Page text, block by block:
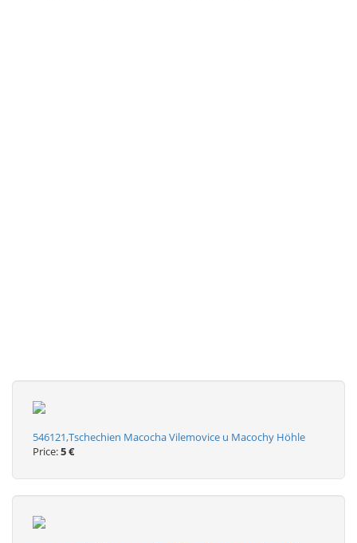
546121,Tschechien Macocha Vilemovice u Macochy Höhle
Price:5 €